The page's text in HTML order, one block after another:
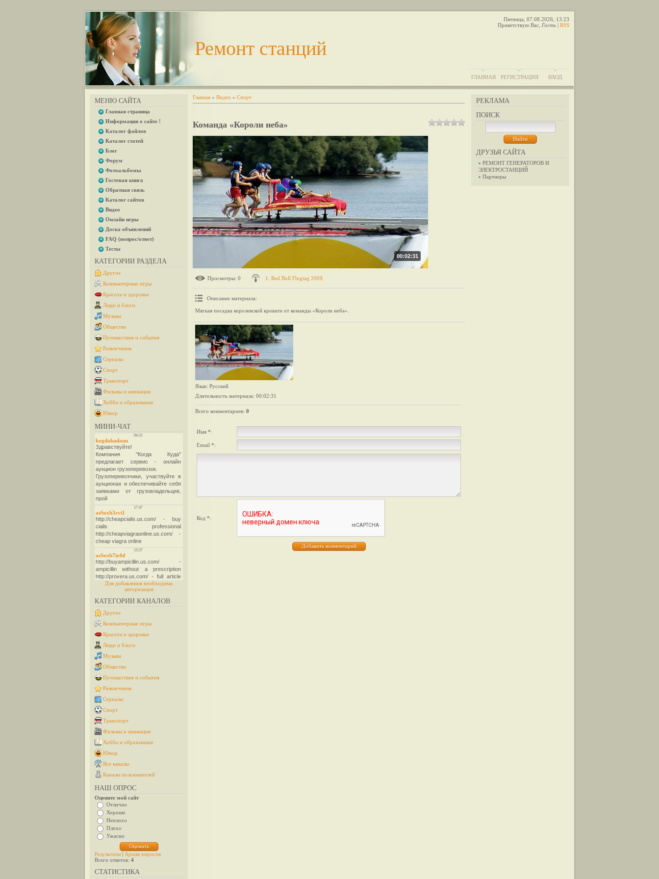
Ремонт станций
Пятница, 07.08.2026, 13:23
Приветствую Вас Гость | RSS
ГЛАВНАЯ РЕГИСТРАЦИЯ ВХОД
МЕНЮ САЙТА
Главная страница
Информация о сайте !
Каталог файлов
Каталог статей
Блог
Форум
Фотоальбомы
Гостевая книга
Обратная связь
Каталог сайтов
Видео
Онлайн игры
Доска объявлений
FAQ (вопрос/ответ)
Тесты
КАТЕГОРИИ РАЗДЕЛА
Другое
Компьютерные игры
Красота и здоровье
Люди и блоги
Музыка
Общество
Путешествия и события
Развлечения
Сериалы
Спорт
Транспорт
Фильмы и анимация
Хобби и образование
Юмор
МИНИ-ЧАТ
Для добавления необходима
авторизация
КАТЕГОРИИ КАНАЛОВ
Другое
Компьютерные игры
Красота и здоровье
Люди и блоги
Музыка
Общество
Путешествия и события
Развлечения
Сериалы
Спорт
Транспорт
Фильмы и анимация
Хобби и образование
Юмор
Все каналы
Каналы пользователей
НАШ ОПРОС
Оцените мой сайт
Отлично
Хорошо
Неплохо
Плохо
Ужасно
Результаты | Архив опросов
Всего ответов: 4
СТАТИСТИКА
РЕКЛАМА
ПОИСК
ДРУЗЬЯ САЙТА
РЕМОНТ ГЕНЕРАТОРОВ И
ЭЛЕКТРОСТАНЦИЙ
Партнеры
Главная » Видео » Спорт
Команда «Короли неба»
00:02:31
Просмотры: 0 1. Red Bull Flugtag 2009.
Описание материала:
Мягкая посадка королевской кровати от команды «Короли неба».
Язык: Русский
Длительность материала: 00:02:31
Всего комментариев: 0
Имя *:
Email *:
Код *: